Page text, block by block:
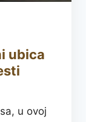
ubica
u ovoj